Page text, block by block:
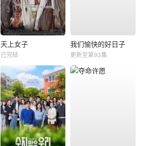
天上女子
已完结
我们愉快的好日子
更新至第93集